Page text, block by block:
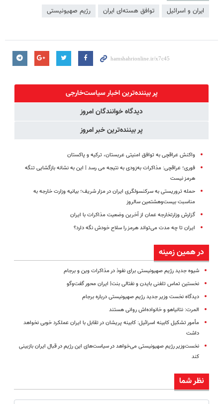
ایران و اسرائیل توافق هسته‌ای ایران رژيم صهيونيستى
پر بیننده‌ترین اخبار سیاست‌خارجی
دیدگاه خوانندگان امروز
پر بیننده‌ترین خبر امروز
واکنش عراقچی به توافق امنیتی عربستان، ترکیه و پاکستان
فوری؛ عراقچی: مذاکرات به‌زودی به نتیجه می رسد | این به نشانه بازگشایی تنگه
هرمز نیست
حمله تروریستی به سرکنسولگری ایران در مزار شریف؛ بیانیه وزارت خارجه به
مناسبت بیست‌وهشتمین سالروز
گزارش وزارتخارجه عمان از آخرین وضعیت مذاکرات با ایران
ایران تا چه مدت می‌تواند هرمز را سلاح خودش نگه دارد؟
در همین زمینه
شیوه جدید رژیم صهیونیستی برای نفوذ در مذاکرات وین و برجام
نخستین تماس تلفنی بایدن و نفتالی بنت| ایران محور گفت‌وگو
دیدگاه نخست وزیر جدید رژیم صهیونیستی درباره برجام
المرت: نتانیاهو و خانواده‌اش روانی هستند
مأمور تشکیل کابینه اسرائیل: کابینه‌ پریشان در تقابل با ایران عملکرد خوبی نخواهد
داشت
نخست‌وزیر رژیم صهیونیستی می‌خواهد در سیاست‌های این رژیم در قبال ایران بازبینی
کند
نظر شما